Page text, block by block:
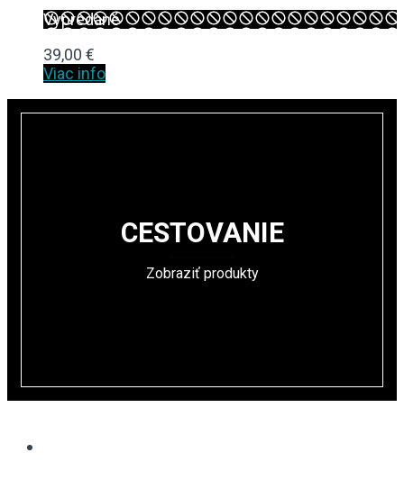
Vypredané
39,00 €
Viac info
CESTOVANIE
Zobraziť produkty